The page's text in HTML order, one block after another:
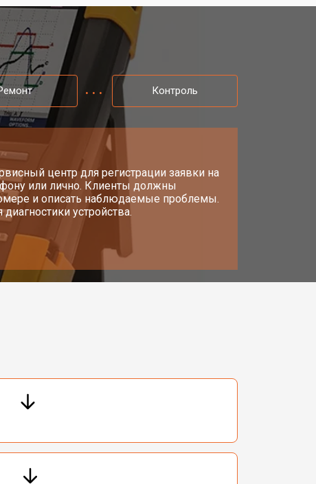
Контроль
центр для регистрации заявки на
или лично. Клиенты должны
и описать наблюдаемые проблемы.
устройства.